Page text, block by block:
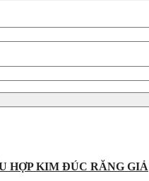
HỢP KIM ĐÚC RĂNG GIẢ